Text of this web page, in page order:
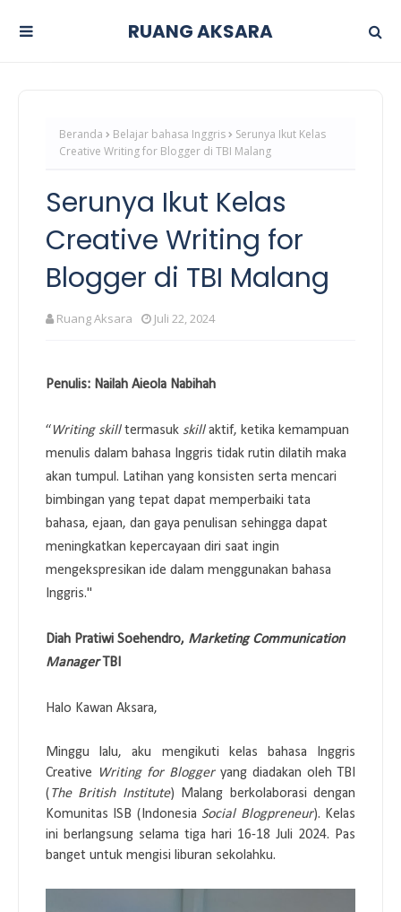
RUANG AKSARA
Beranda Belajar bahasa Inggris
Serunya Ikut Kelas
Creative Writing for Blogger di TBI Malang
Serunya Ikut Kelas
Creative Writing for
Blogger di TBI Malang
Ruang Aksara Juli 22, 2024
Penulis: Nailah Aieola Nabihah
“Writing skilltermasuk skillaktif, ketika kemampuan
menulis dalam bahasa Inggris tidak rutin dilatih maka
akan tumpul. Latihan yang konsisten serta mencari
bimbingan yang tepat dapat memperbaiki tata
bahasa, ejaan, dan gaya penulisan sehingga dapat
meningkatkan kepercayaan diri saat ingin
mengekspresikan ide dalam menggunakan bahasa
Inggris."
Diah Pratiwi Soehendro, Marketing Communication
ManagerTBI
Halo Kawan Aksara,
Minggu lalu, aku mengikuti kelas bahasa Inggris
Creative Writing for Blogger yang diadakan oleh TBI
( The British Institute) Malang berkolaborasi dengan
Komunitas ISB (Indonesia Social Blogpreneur). Kelas
ini berlangsung selama tiga hari 16-18 Juli 2024. Pas
banget untuk mengisi liburan sekolahku.